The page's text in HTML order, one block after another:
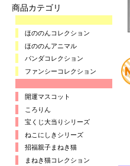
商品カテゴリ
ほののんコレクション
ほののんアニマル
パンダコレクション
ファンシーコレクション
開運マスコット
ころりん
宝くじ大当りシリーズ
ねこにしきシリーズ
招福親子まねき猫
まねき猫コレクション